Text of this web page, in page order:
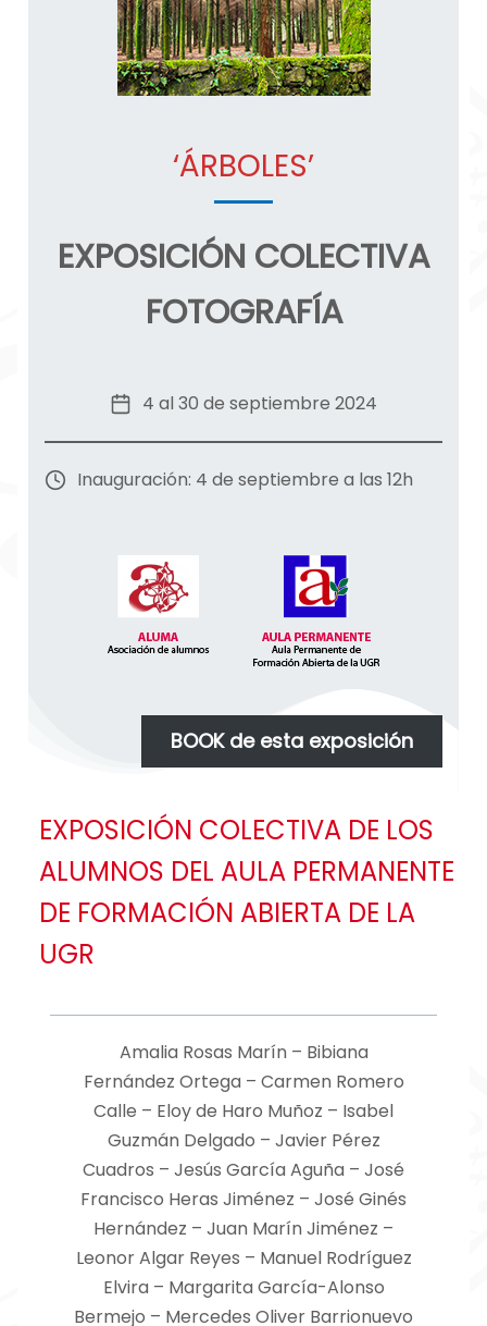
‘ÁRBOLES’
EXPOSICIÓN COLECTIVA
FOTOGRAFÍA
4 al 30 de septiembre 2024
Inauguración: 4 de septiembre a las 12h
BOOK de esta exposición
EXPOSICIÓN COLECTIVA DE LOS
ALUMNOS DEL AULA PERMANENTE
DE FORMACIÓN ABIERTA DE LA
UGR
Amalia Rosas Marín – Bibiana
Fernández Ortega – Carmen Romero
Calle – Eloy de Haro Muñoz – Isabel
Guzmán Delgado – Javier Pérez
Cuadros – Jesús García Aguña – José
Francisco Heras Jiménez – José Ginés
Hernández – Juan Marín Jiménez –
Leonor Algar Reyes – Manuel Rodríguez
Elvira – Margarita García-Alonso
Bermejo – Mercedes Oliver Barrionuevo